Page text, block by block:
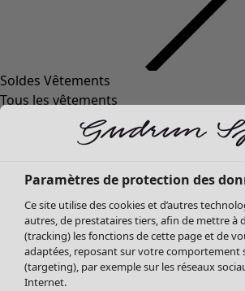
Soldes Vêtements
Tous les vêtements
Tops
Gilets
Pantalon
Jupes
Manteaux & vestes
Leggings et collants
Paramètres de protection des
Ce site utilise des cookies et d’autres
autres, de prestataires tiers, afin de mettre à
(tracking) les fonctions de cette page et de
adaptées, reposant sur votre comportement
(targeting), par exemple sur les réseaux
Internet.